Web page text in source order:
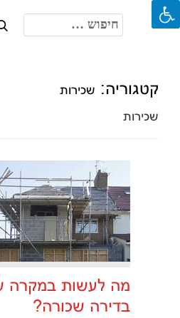
חיפוש:
קטגוריה: שכירות
שכירות
מה לעשות במקרה
בדירה שכורה?